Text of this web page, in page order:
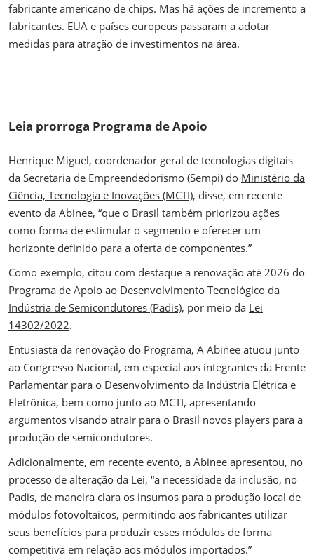
fabricante americano de chips. Mas há ações de incremento a
fabricantes. EUA e países europeus passaram a adotar
medidas para atração de investimentos na área.
Leia prorroga Programa de Apoio
Henrique Miguel, coordenador geral de tecnologias digitais
da Secretaria de Empreendedorismo (Sempi) do Ministério da
Ciência, Tecnologia e Inovações (MCTI), disse, em recente
evento da Abinee, “que o Brasil também priorizou ações
como forma de estimular o segmento e oferecer um
horizonte definido para a oferta de componentes.”
Como exemplo, citou com destaque a renovação até 2026 do
Programa de Apoio ao Desenvolvimento Tecnológico da
Indústria de Semicondutores (Padis), por meio da Lei
14302/2022.
Entusiasta da renovação do Programa, A Abinee atuou junto
ao Congresso Nacional, em especial aos integrantes da Frente
Parlamentar para o Desenvolvimento da Indústria Elétrica e
Eletrônica, bem como junto ao MCTI, apresentando
argumentos visando atrair para o Brasil novos players para a
produção de semicondutores.
Adicionalmente, em recente evento, a Abinee apresentou, no
processo de alteração da Lei, “a necessidade da inclusão, no
Padis, de maneira clara os insumos para a produção local de
módulos fotovoltaicos, permitindo aos fabricantes utilizar
seus benefícios para produzir esses módulos de forma
competitiva em relação aos módulos importados.”